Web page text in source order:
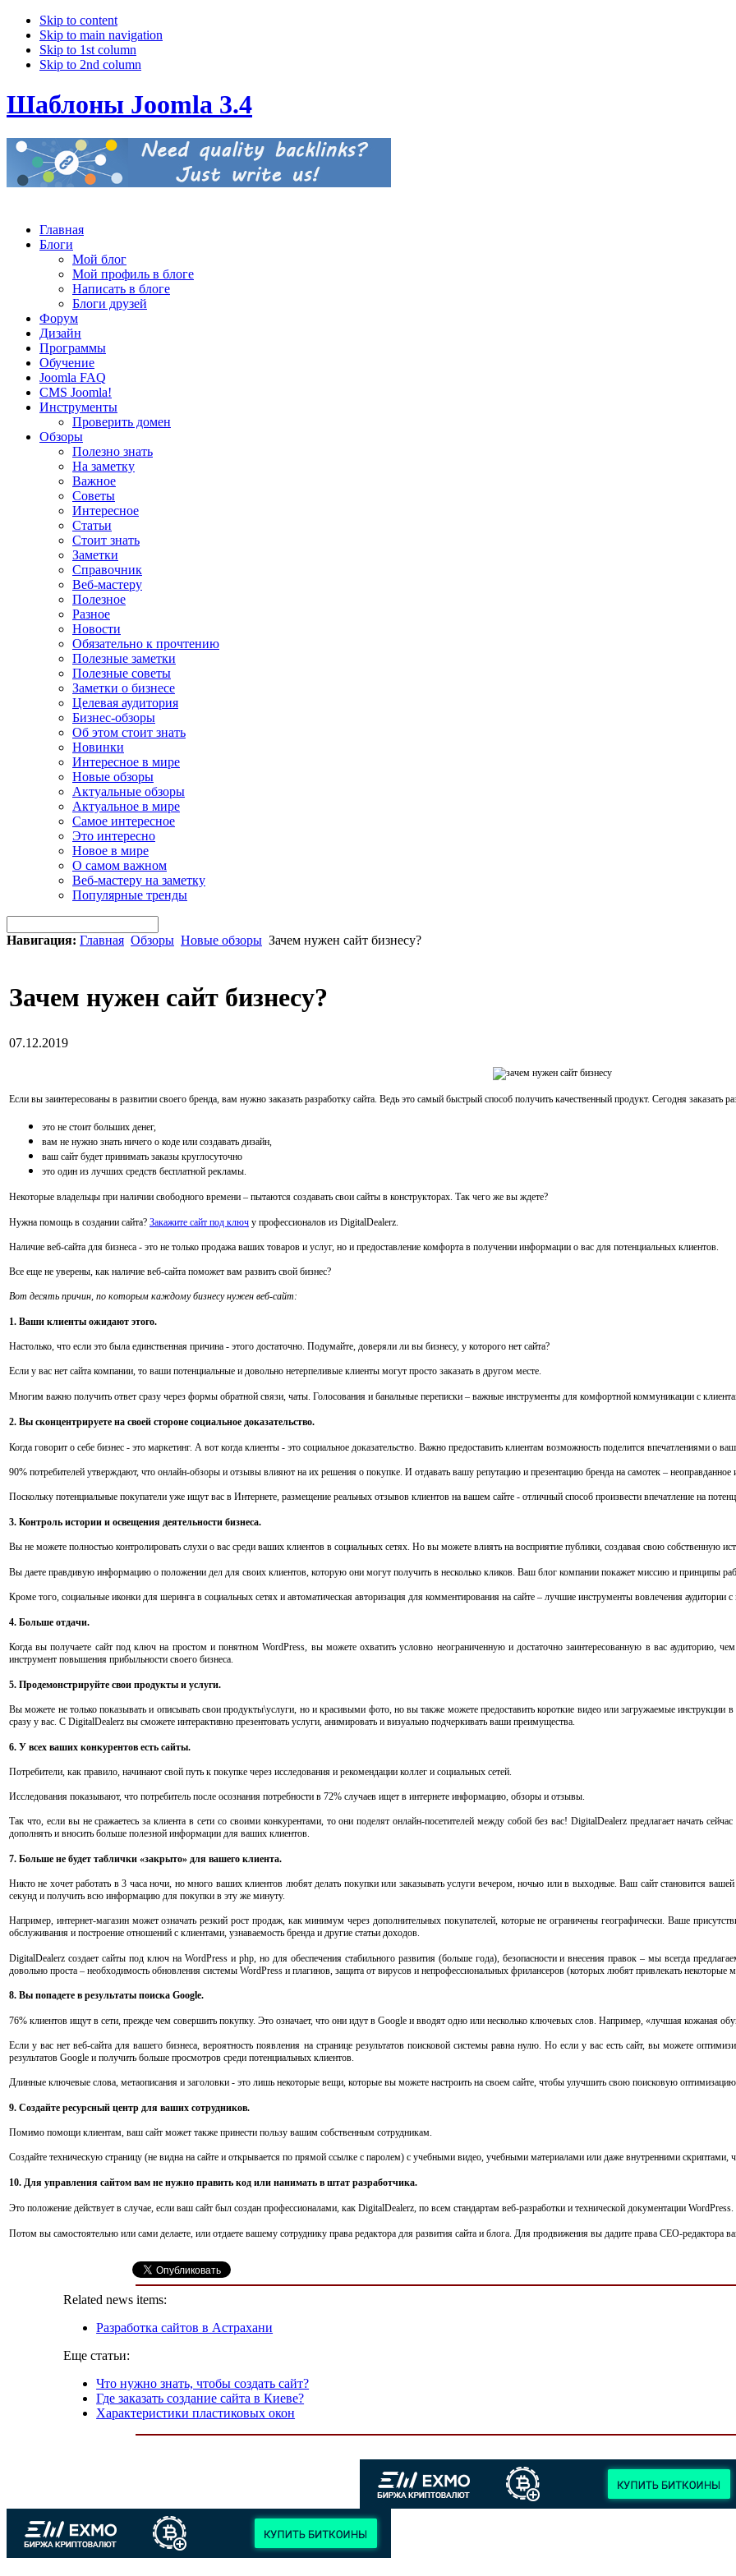
Skip to content
Skip to main navigation
Skip to 1st column
Skip to 2nd column
Шаблоны Joomla 3.4
Главная
Блоги
Мой блог
Мой профиль в блоге
Написать в блоге
Блоги друзей
Форум
Дизайн
Программы
Обучение
Joomla FAQ
CMS Joomla!
Инструменты
Проверить домен
Обзоры
Полезно знать
На заметку
Важное
Советы
Интересное
Статьи
Стоит знать
Заметки
Справочник
Веб-мастеру
Полезное
Разное
Новости
Обязательно к прочтению
Полезные заметки
Полезные советы
Заметки о бизнесе
Целевая аудитория
Бизнес-обзоры
Об этом стоит знать
Новинки
Интересное в мире
Новые обзоры
Актуальные обзоры
Актуальное в мире
Самое интересное
Это интересно
Новое в мире
О самом важном
Веб-мастеру на заметку
Популярные тренды
Навигация: Главная Обзоры Новые обзоры Зачем нужен сайт бизнесу?
Зачем нужен сайт бизнесу?
07.12.2019
Если вы заинтересованы в развитии своего бренда, вам нужно заказать разработку сайта. Ведь это самый быстрый способ получить качественный продукт. Сегодня заказать
это не стоит больших денег,
вам не нужно знать ничего о коде или создавать дизайн,
ваш сайт будет принимать заказы круглосуточно
это один из лучших средств бесплатной рекламы.
Некоторые владельцы при наличии свободного времени – пытаются создавать свои сайты в конструкторах. Так чего же вы ждете?
Нужна помощь в создании сайта? Закажите сайт под ключ у профессионалов из DigitalDealerz.
Наличие веб-сайта для бизнеса - это не только продажа ваших товаров и услуг, но и предоставление комфорта в получении информации о вас для потенциальных клиентов.
Все еще не уверены, как наличие веб-сайта поможет вам развить свой бизнес?
Вот десять причин, по которым каждому бизнесу нужен веб-сайт:
1. Ваши клиенты ожидают этого.
Настолько, что если это была единственная причина - этого достаточно. Подумайте, доверяли ли вы бизнесу, у которого нет сайта?
Если у вас нет сайта компании, то ваши потенциальные и довольно нетерпеливые клиенты могут просто заказать в другом месте.
Многим важно получить ответ сразу через формы обратной связи, чаты. Голосования и банальные переписки – важные инструменты для комфортной коммуникации с
2. Вы сконцентрируете на своей стороне социальное доказательство.
Когда говорит о себе бизнес - это маркетинг. А вот когда клиенты - это социальное доказательство. Важно предоставить клиентам возможность поделится впечатлениями о
90% потребителей утверждают, что онлайн-обзоры и отзывы влияют на их решения о покупке. И отдавать вашу репутацию и презентацию бренда на самотек – неоправданное
Поскольку потенциальные покупатели уже ищут вас в Интернете, размещение реальных отзывов клиентов на вашем сайте - отличный способ произвести впечатление на
3. Контроль истории и освещения деятельности бизнеса.
Вы не можете полностью контролировать слухи о вас среди ваших клиентов в социальных сетях. Но вы можете влиять на восприятие публики, создавая свою собственную
Вы даете правдивую информацию о положении дел для своих клиентов, которую они могут получить в несколько кликов. Ваш блог компании покажет миссию и принципы
Кроме того, социальные иконки для шеринга в социальных сетях и автоматическая авторизация для комментирования на сайте – лучшие инструменты вовлечения
4. Больше отдачи.
Когда вы получаете сайт под ключ на простом и понятном WordPress, вы можете охватить условно неограниченную и достаточно заинтересованную в вас аудиторию,
инструмент повышения прибыльности своего бизнеса.
5. Продемонстрируйте свои продукты и услуги.
Вы можете не только показывать и описывать свои продукты\услуги, но и красивыми фото, но вы также можете предоставить короткие видео или загружаемые инструкции
сразу у вас. С DigitalDealerz вы сможете интерактивно презентовать услуги, анимировать и визуально подчеркивать ваши преимущества.
6. У всех ваших конкурентов есть сайты.
Потребители, как правило, начинают свой путь к покупке через исследования и рекомендации коллег и социальных сетей.
Исследования показывают, что потребитель после осознания потребности в 72% случаев ищет в интернете информацию, обзоры и отзывы.
Так что, если вы не сражаетесь за клиента в сети со своими конкурентами, то они поделят онлайн-посетителей между собой без вас! DigitalDealerz предлагает начать
дополнять и вносить больше полезной информации для ваших клиентов.
7. Больше не будет таблички «закрыто» для вашего клиента.
Никто не хочет работать в 3 часа ночи, но много ваших клиентов любят делать покупки или заказывать услуги вечером, ночью или в выходные. Ваш сайт становится
секунд и получить всю информацию для покупки в эту же минуту.
Например, интернет-магазин может означать резкий рост продаж, как минимум через дополнительных покупателей, которые не ограничены географически. Ваше
обслуживания и построение отношений с клиентами, узнаваемость бренда и другие статьи доходов.
DigitalDealerz создает сайты под ключ на WordPress и php, но для обеспечения стабильного развития (больше года), безопасности и внесения правок – мы всегда
довольно проста – необходимость обновления системы WordPress и плагинов, защита от вирусов и непрофессиональных фрилансеров (которых любят привлекать некоторые
8. Вы попадете в результаты поиска Google.
76% клиентов ищут в сети, прежде чем совершить покупку. Это означает, что они идут в Google и вводят одно или несколько ключевых слов. Например, «лучшая кожаная
Если у вас нет веб-сайта для вашего бизнеса, вероятность появления на странице результатов поисковой системы равна нулю. Но если у вас есть сайт, вы можете
результатов Google и получить больше просмотров среди потенциальных клиентов.
Длинные ключевые слова, метаописания и заголовки - это лишь некоторые вещи, которые вы можете настроить на своем сайте, чтобы улучшить свою поисковую
9. Создайте ресурсный центр для ваших сотрудников.
Помимо помощи клиентам, ваш сайт может также принести пользу вашим собственным сотрудникам.
Создайте техническую страницу (не видна на сайте и открывается по прямой ссылке с паролем) с учебными видео, учебными материалами или даже внутренними скриптами,
10. Для управления сайтом вам не нужно править код или нанимать в штат разработчика.
Это положение действует в случае, если ваш сайт был создан профессионалами, как DigitalDealerz, по всем стандартам веб-разработки и технической документации WordPress.
Потом вы самостоятельно или сами делаете, или отдаете вашему сотруднику права редактора для развития сайта и блога. Для продвижения вы дадите права СЕО-редактора
Related news items:
Разработка сайтов в Астрахани
Еще статьи:
Что нужно знать, чтобы создать сайт?
Где заказать создание сайта в Киеве?
Характеристики пластиковых окон